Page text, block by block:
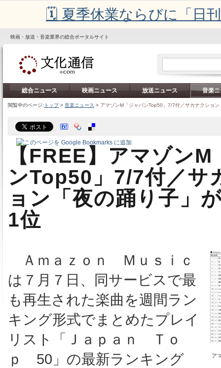
🗓️ 夏季休業ならびに「日
映画・放送・音楽業界の総合ポータルサイト
総合ニュース 映画ニュース 放送ニュース 音楽
閲覧中のページ: トップ> 音楽ニュース > アマゾンM「ジャパンTop50」7/7付／サカナクショ
【FREE】アマゾン
ンTop50」7/7付／サ
ョン「夜の踊り子」
1位
ア
Ａｍａｚｏｎ Ｍｕｓｉｃ
は７月７日、同サービスで最
も再生された楽曲を週間ラン
キング形式でまとめたプレイ
リスト「Ｊａｐａｎ Ｔｏ
ｐ 50」の最新ランキング